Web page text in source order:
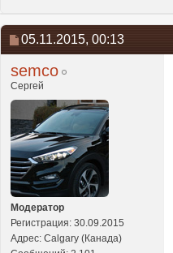
05.11.2015, 00:13
semco
Сергей
Модератор
Регистрация: 30.09.2015
Адрес: Calgary (Канада)